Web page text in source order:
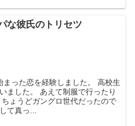
な彼氏のトリセツ
った恋を経験しました。 高校生
ました。 あえて制服で行ったり
ょうどガングロ世代だったので
て真っ...